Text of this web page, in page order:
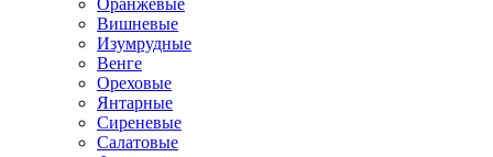
Оранжевые
Вишневые
Изумрудные
Венге
Ореховые
Янтарные
Сиреневые
Салатовые